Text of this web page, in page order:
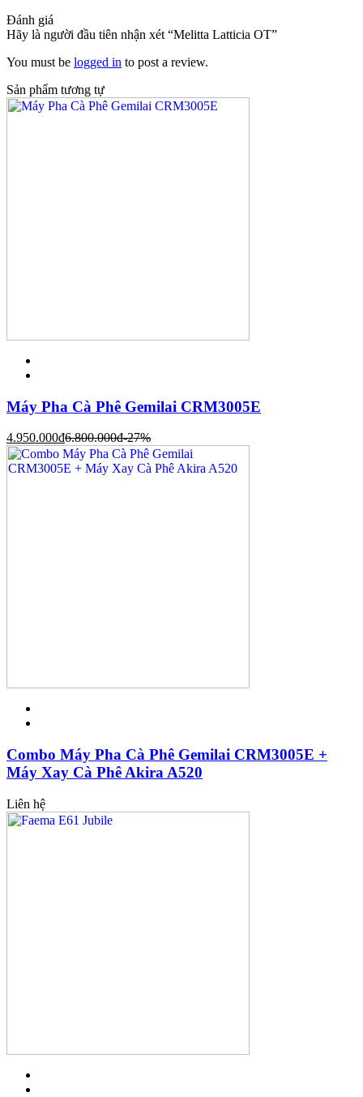
Đánh giá
Hãy là người đầu tiên nhận xét “Melitta Latticia OT”
You must be logged in to post a review.
Sản phẩm tương tự
Máy Pha Cà Phê Gemilai CRM3005E
4.950.000đ6.800.000đ-27%
Combo Máy Pha Cà Phê Gemilai CRM3005E +
Máy Xay Cà Phê Akira A520
Liên hệ